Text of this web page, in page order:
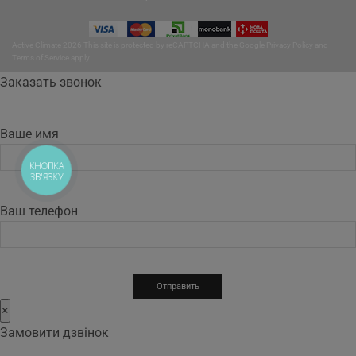
Заказать звонок
Ваше имя
Ваш телефон
×
Замовити дзвінок
КНОПКА
ЗВ'ЯЗКУ